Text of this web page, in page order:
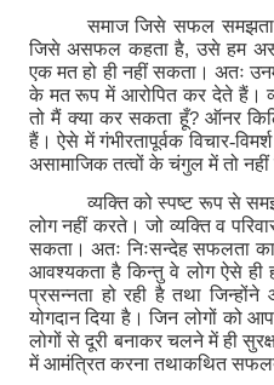
समाज जिसे सफल
जिसे असफल कहता है,उसे हम
एक मत हो ही नहीं सकता। अतः
के मत रूप में आरोपित कर देते हैं।
तो मैं क्या कर सकता हूँ? ऑनर
हैं। ऐसे में गंभीरतापूर्वक विचार-
असामाजिक तत्वों के चंगुल में तो
व्यक्ति को स्पष्ट रूप से
लोग नहीं करते। जो व्यक्ति व
सकता। अतः निःसन्देह सफलता
आवश्यकता है किन्तु वे लोग ऐसे ही
प्रसन्नता हो रही है तथा
योगदान दिया है। जिन लोगों को
लोगों से दूरी बनाकर चलने में ही
में आमंत्रित करना तथाकथित